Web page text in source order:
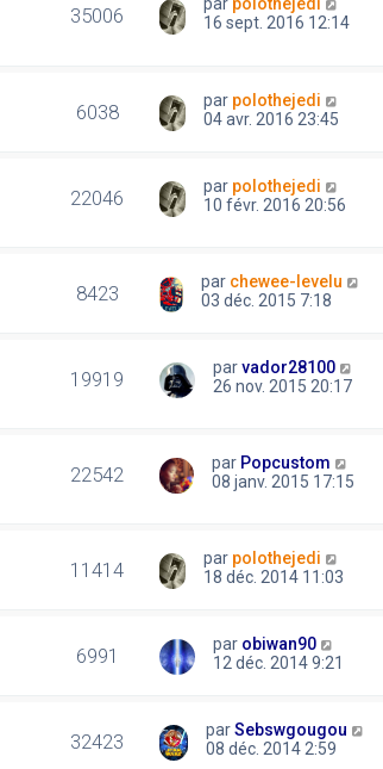
35006 par polothejedi
16 sept. 2016 12:14
6038 par polothejedi
04 avr. 2016 23:45
22046 par polothejedi
10 févr. 2016 20:56
8423 par chewee-levelu
03 déc. 2015 7:18
19919 parvador28100
26 nov. 2015 20:17
22542 par Popcustom
08 janv. 2015 17:15
11414 par polothejedi
18 déc. 2014 11:03
6991 par obiwan90
12 déc. 2014 9:21
32423 parSebswgougou
08 déc. 2014 2:59